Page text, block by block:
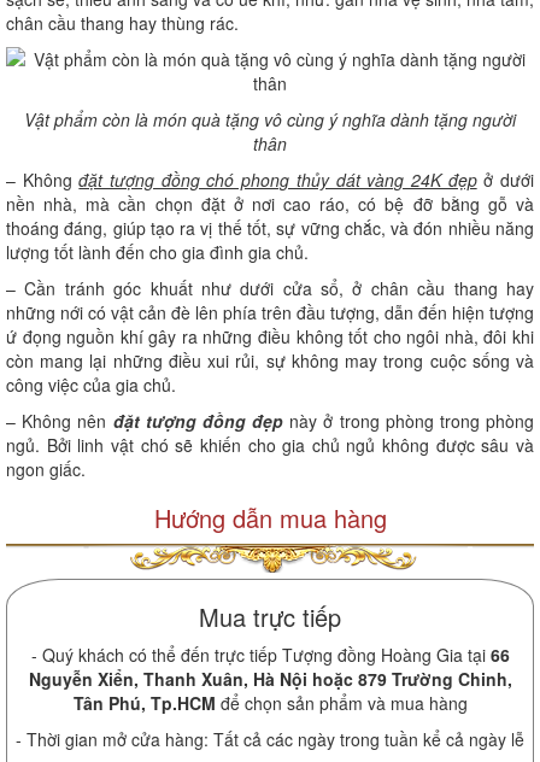
chân cầu thang hay thùng rác.
Vật phẩm còn là món quà tặng vô cùng ý nghĩa dành tặng người
thân
– Khôngđặt tượng đồng chó phong thủy dát vàng 24K đẹpở dưới
nền nhà, mà cần chọn đặt ở nơi cao ráo, có bệ đỡ bằng gỗ và
thoáng đáng, giúp tạo ra vị thế tốt, sự vững chắc, và đón nhiều năng
lượng tốt lành đến cho gia đình gia chủ.
– Cần tránh góc khuất như dưới cửa sổ, ở chân cầu thang hay
những nới có vật cản đè lên phía trên đầu tượng, dẫn đến hiện tượng
ứ đọng nguồn khí gây ra những điều không tốt cho ngôi nhà, đôi khi
còn mang lại những điều xui rủi, sự không may trong cuộc sống và
công việc của gia chủ.
– Không nên đặt tượng đồng đẹp này ở trong phòng trong phòng
ngủ. Bởi linh vật chó sẽ khiến cho gia chủ ngủ không được sâu và
ngon giấc.
Hướng dẫn mua hàng
Mua trực tiếp
- Quý khách có thể đến trực tiếp Tượng đồng Hoàng Gia tại 66
Nguyễn Xiển, Thanh Xuân, Hà Nội hoặc 879 Trường Chinh,
Tân Phú, Tp.HCM để chọn sản phẩm và mua hàng
- Thời gian mở cửa hàng: Tất cả các ngày trong tuần kể cả ngày lễ